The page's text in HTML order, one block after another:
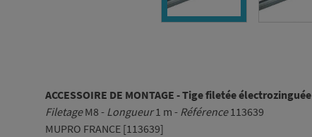
ACCESSOIRE DE MONTAGE - Tige filetée électrozinguée
FiletageM8 - Longueur1 m - Référence113639
MUPRO FRANCE [113639]